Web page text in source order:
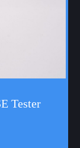
Tester